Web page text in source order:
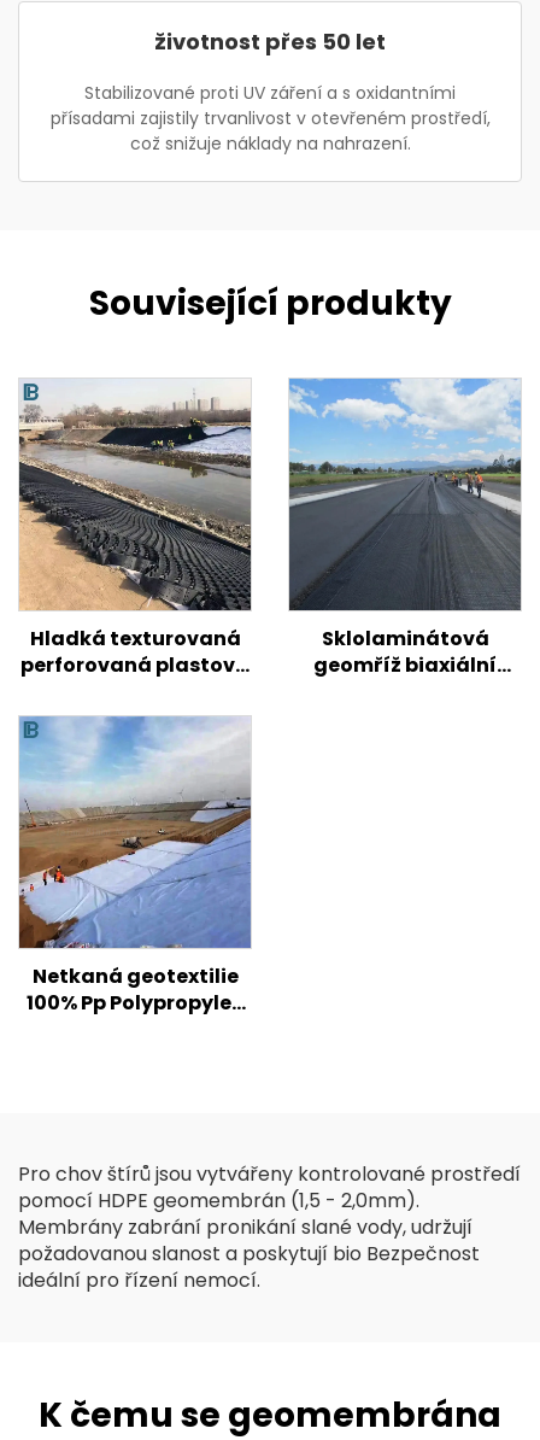
životnost přes 50 let
Stabilizované proti UV záření a s oxidantními
přísadami zajistily trvanlivost v otevřeném prostředí,
což snižuje náklady na nahrazení.
Související produkty
Hladká texturovaná
perforovaná plastová
zpevnění půdy na
silnici/kopcích/svahech
Sklolaminátová
geomříž biaxiální
Netkaná geotextilie
100% Pp Polypropylen
Pro chov štírů jsou vytvářeny kontrolované prostředí
pomocí HDPE geomembrán (1,5 - 2,0mm).
Membrány zabrání pronikání slané vody, udržují
požadovanou slanost a poskytují bio Bezpečnost
ideální pro řízení nemocí.
K čemu se geomembrána